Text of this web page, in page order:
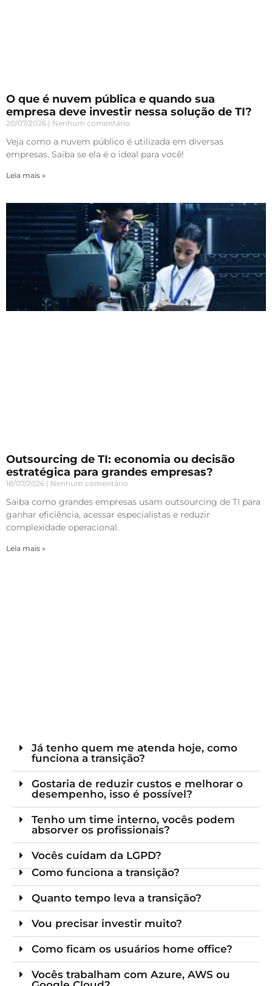
O que é nuvem pública e quando sua
empresa deve investir nessa solução de TI?
20/07/2026 Nenhum comentário
Veja como a nuvem público é utilizada em diversas
empresas. Saiba se ela é o ideal para você!
Leia mais »
Outsourcing de TI: economia ou decisão
estratégica para grandes empresas?
18/07/2026 Nenhum comentário
Saiba como grandes empresas usam outsourcing de TI para
ganhar eficiência, acessar especialistas e reduzir
complexidade operacional.
Leia mais »
Já tenho quem me atenda hoje, como
funciona a transição?
Gostaria de reduzir custos e melhorar o
desempenho, isso é possível?
Tenho um time interno, vocês podem
absorver os profissionais?
Vocês cuidam da LGPD?
Como funciona a transição?
Quanto tempo leva a transição?
Vou precisar investir muito?
Como ficam os usuários home office?
Vocês trabalham com Azure, AWS ou